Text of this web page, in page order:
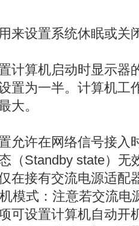
来设置系统休眠或关
计算机启动时显示器
置为一半。计算机工
大。
允许在网络信号接入
（Standby state）无
在接有交流电源适配
模式：注意若交流电
可设置计算机自动开